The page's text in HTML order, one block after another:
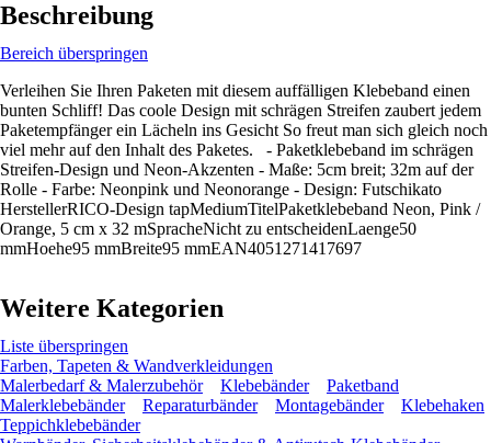
Beschreibung
Bereich überspringen
Verleihen Sie Ihren Paketen mit diesem auffälligen Klebeband einen
bunten Schliff! Das coole Design mit schrägen Streifen zaubert jedem
Paketempfänger ein Lächeln ins Gesicht So freut man sich gleich noch
viel mehr auf den Inhalt des Paketes. - Paketklebeband im schrägen
Streifen-Design und Neon-Akzenten - Maße: 5cm breit; 32m auf der
Rolle - Farbe: Neonpink und Neonorange - Design: Futschikato
HerstellerRICO-Design tapMediumTitelPaketklebeband Neon, Pink /
Orange, 5 cm x 32 mSpracheNicht zu entscheidenLaenge50
mmHoehe95 mmBreite95 mmEAN4051271417697
Weitere Kategorien
Liste überspringen
Farben, Tapeten & Wandverkleidungen
Malerbedarf & Malerzubehör
Klebebänder
Paketband
Malerklebebänder
Reparaturbänder Montagebänder
Klebehaken
Teppichklebebänder